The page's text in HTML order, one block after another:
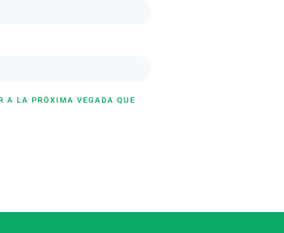
A LA PRÒXIMA VEGADA QUE